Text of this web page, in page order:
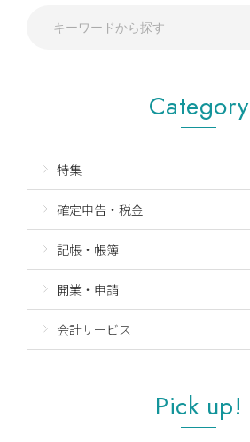
Category
特集
確定申告・税金
記帳・帳簿
開業・申請
会計サービス
Pick up!